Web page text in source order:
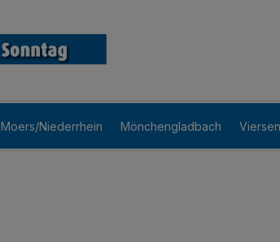
Moers/Niederrhein Mönchengladbach Viersen